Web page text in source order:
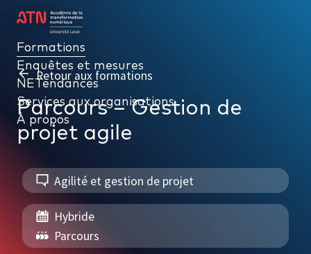
Retour aux formations
Parcours – Gestion de
projet agile
Agilité et gestion de projet
Hybride
Parcours
Formations
Enquêtes et mesures
NETendances
Services aux organisations
À propos
Formations
Enquêtes et mesures
NETendances
Services aux organisations
À propos
PAR THÉMATIQUE
Gouvernance numérique